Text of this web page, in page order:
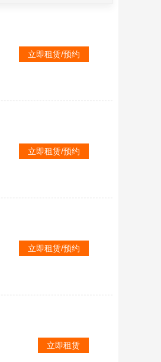
立即租赁/预约
立即租赁/预约
立即租赁/预约
立即租赁